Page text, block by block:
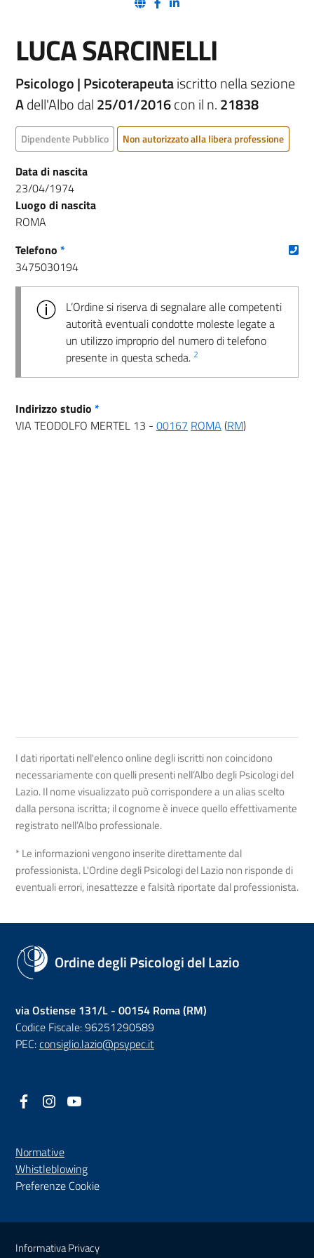
LUCA SARCINELLI
Psicologo | Psicoterapeutaiscritto nella sezione
Adell'Albo dal25/01/2016con il n.21838
Dipendente Pubblico Non autorizzato alla libera professione
Data di nascita
23/04/1974
Luogo di nascita
ROMA
Telefono *
3475030194
L’Ordine si riserva di segnalare alle competenti
autorità eventuali condotte moleste legate a
un utilizzo improprio del numero di telefono
presente in questa scheda. 2
Indirizzo studio *
VIA TEODOLFO MERTEL 13 - 00167 ROMA (RM)
I dati riportati nell'elenco online degli iscritti non coincidono
necessariamente con quelli presenti nell’Albo degli Psicologi del
Lazio. Il nome visualizzato può corrispondere a un alias scelto
dalla persona iscritta; il cognome è invece quello effettivamente
registrato nell’Albo professionale.
* Le informazioni vengono inserite direttamente dal
professionista. L'Ordine degli Psicologi del Lazio non risponde di
eventuali errori, inesattezze e falsità riportate dal professionista.
Ordine degli Psicologi del Lazio
via Ostiense 131/L - 00154 Roma (RM)
Codice Fiscale: 96251290589
PEC:consiglio.lazio@psypec.it
Facebook
(nuova scheda - new tab)
Instagram
(nuova scheda - new tab)
Normative
Whistleblowing(nuova scheda - new tab)
Preferenze Cookie
Sezione Link Utili
Informativa Privacy